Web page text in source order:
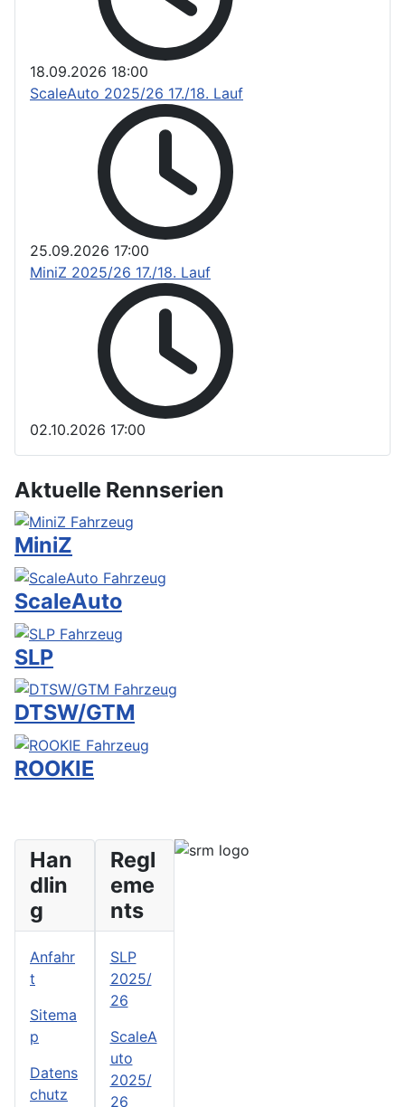
18.09.2026 18:00
ScaleAuto 2025/26 17./18. Lauf
25.09.2026 17:00
MiniZ 2025/26 17./18. Lauf
02.10.2026 17:00
Aktuelle Rennserien
MiniZ
ScaleAuto
SLP
DTSW/GTM
ROOKIE
Han
dlin
g
Anfahr
t
Sitema
p
Datens
chutz
Regl
eme
nts
SLP
2025/
26
ScaleA
uto
2025/
26